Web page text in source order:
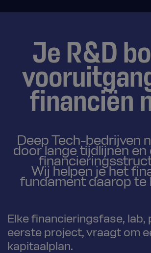
Je R&D
financiën
Deep Tech-bedrijven
door lange tijdlijnen en
Wij helpen je het
fundament daarop te
Elke financieringsfase,
eerste project, vraagt om
kapitaalplan.